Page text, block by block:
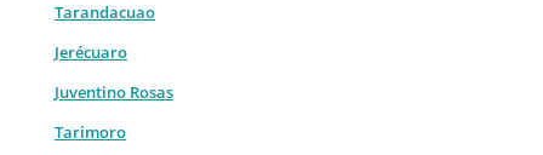
Tarandacuao
Jerécuaro
Juventino Rosas
Tarimoro